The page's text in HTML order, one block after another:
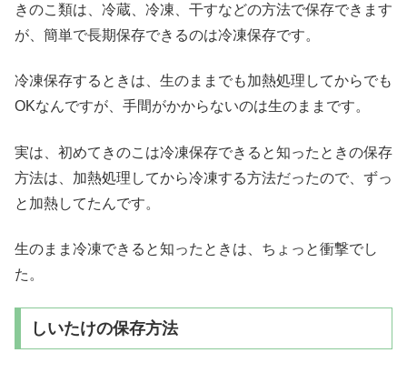
きのこ類は、冷蔵、冷凍、干すなどの方法で保存できます
が、簡単で長期保存できるのは冷凍保存です。
冷凍保存するときは、生のままでも加熱処理してからでも
OKなんですが、手間がかからないのは生のままです。
実は、初めてきのこは冷凍保存できると知ったときの保存
方法は、加熱処理してから冷凍する方法だったので、ずっ
と加熱してたんです。
生のまま冷凍できると知ったときは、ちょっと衝撃でし
た。
しいたけの保存方法